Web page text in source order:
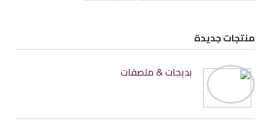
منتجات جديدة
بديجات & ملصقات